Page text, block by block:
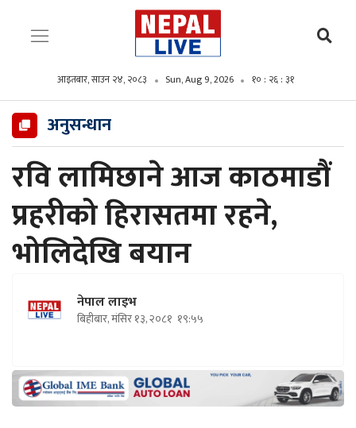
आइतबार, साउन २४, २०८३ Sun, Aug 9, 2026 १० : २६ : ३२
अनुसन्धान
रवि लामिछाने आज काठमाडौं
प्रहरीको हिरासतमा रहने,
भोलिदेखि बयान
नेपाल लाइभ
बिहीबार, मंसिर १३, २०८१ १९:५५